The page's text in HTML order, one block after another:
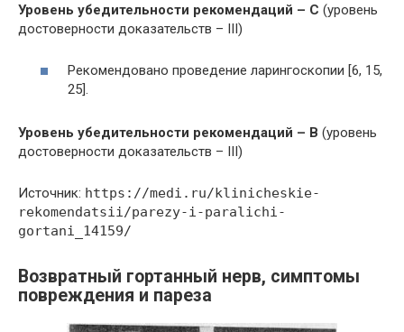
Уровень убедительности рекомендаций – C (уровень
достоверности доказательств – III)
Рекомендовано проведение ларингоскопии [6, 15,
25].
Уровень убедительности рекомендаций – B (уровень
достоверности доказательств – III)
Источник: https://medi.ru/klinicheskie-
rekomendatsii/parezy-i-paralichi-
gortani_14159/
Возвратный гортанный нерв, симптомы
повреждения и пареза